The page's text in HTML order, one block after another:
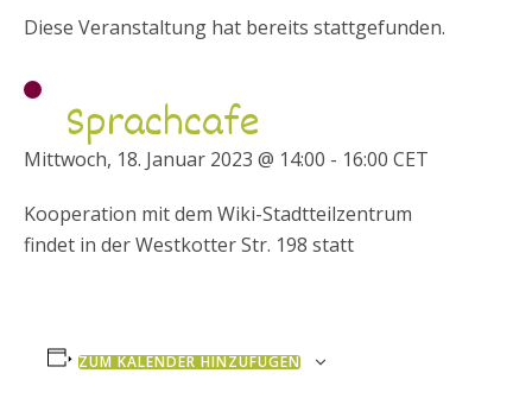
Diese Veranstaltung hat bereits stattgefunden.
Sprachcafe
Mittwoch, 18. Januar 2023 @ 14:00 - 16:00 CET
Kooperation mit dem Wiki-Stadtteilzentrum
findet in der Westkotter Str. 198 statt
ZUM KALENDER HINZUFÜGEN